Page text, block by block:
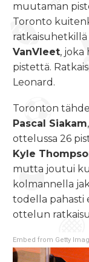
muutaman
Toronto
VanVleet, joka
pistettä.
Leonard.
Toronton
Pascal Siakam
ottelussa 26
Kyle
mutta joutui
kolmannella
todella pahasti
ottelun
Embed from Getty